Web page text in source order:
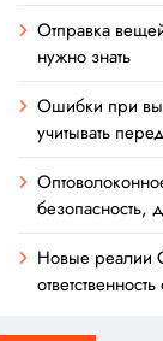
Отправка
нужно знать
Ошибки при
учитывать
безопасность,
Новые